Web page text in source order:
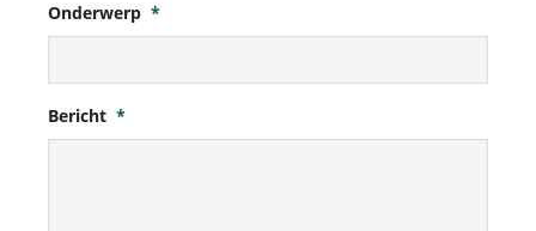
Onderwerp *
Bericht *